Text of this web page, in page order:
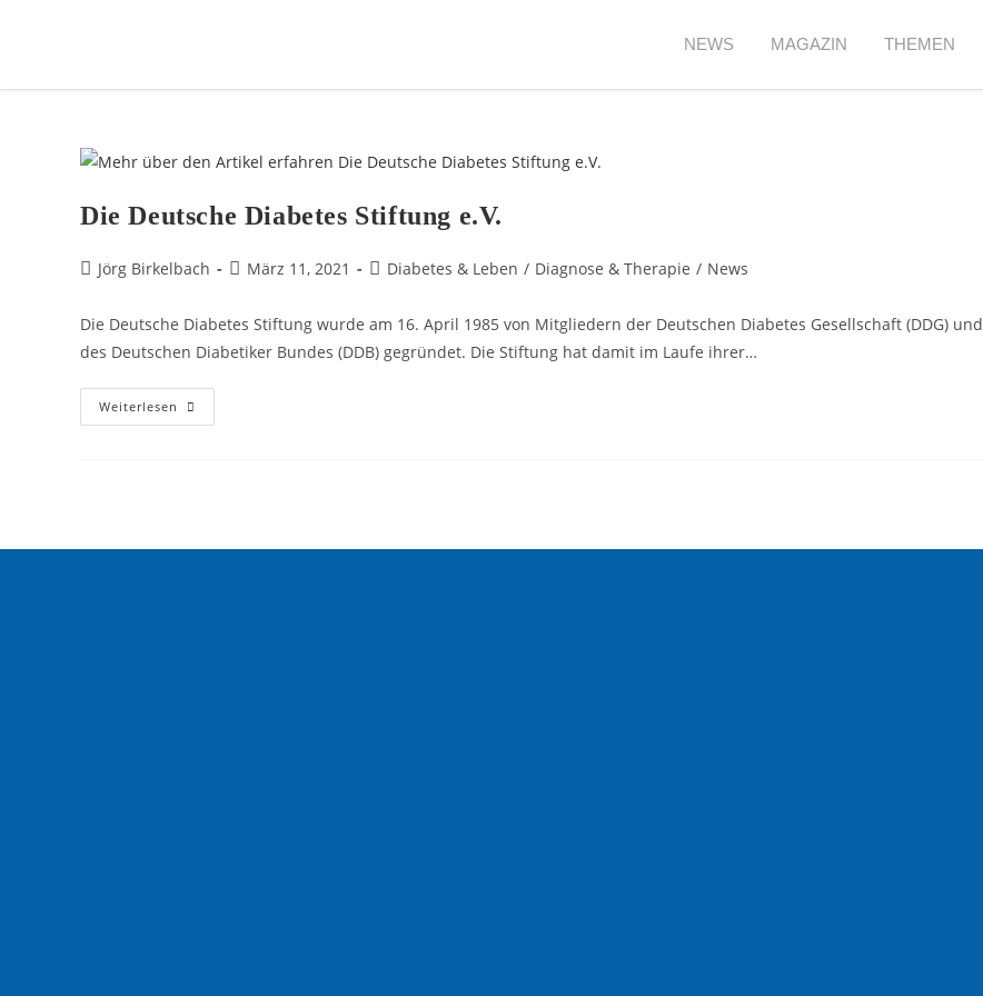
NEWS MAGAZIN THEMEN
Die Deutsche Diabetes Stiftung e.V.
Jörg Birkelbach März 11, 2021 Diabetes & Leben / Diagnose & Therapie / News
Die Deutsche Diabetes Stiftung wurde am 16. April 1985 von Mitgliedern der Deutschen Diabetes Gesellschaft (DDG) und
des Deutschen Diabetiker Bundes (DDB) gegründet. Die Stiftung hat damit im Laufe ihrer…
Weiterlesen